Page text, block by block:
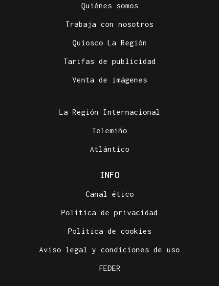
Quiénes somos
Trabaja con nosotros
Quiosco La Región
Tarifas de publicidad
Venta de imágenes
La Región Internacional
Telemiño
Atlántico
INFO
Canal ético
Política de privacidad
Política de cookies
Aviso legal y condiciones de uso
FEDER